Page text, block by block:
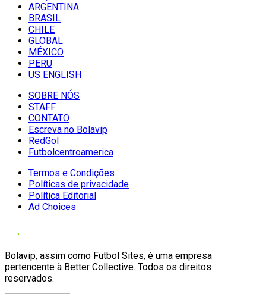
ARGENTINA
BRASIL
CHILE
GLOBAL
MÉXICO
PERU
US ENGLISH
SOBRE NÓS
STAFF
CONTATO
Escreva no Bolavip
RedGol
Futbolcentroamerica
Termos e Condições
Políticas de privacidade
Política Editorial
Ad Choices
Bolavip, assim como Futbol Sites, é uma empresa
pertencente à Better Collective. Todos os direitos
reservados.